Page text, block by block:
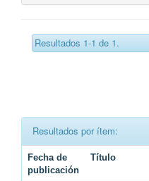
Resultados 1-1 de 1.
Resultados por ítem:
Fecha de
publicación
Título